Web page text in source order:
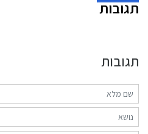
תגובות
תגובות